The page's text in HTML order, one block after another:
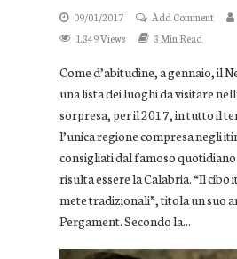
09/01/2017 Add Comment
1.349 Views
3 Min Read
Come d’abitudine, a gennaio, il
una lista dei luoghi da visitare
sorpresa, per il 2017, in tutto il
l’unica regione compresa negli
consigliati dal famoso
risulta essere la Calabria. “Il cibo
mete tradizionali”, titola un suo
Pergament. Secondo la...